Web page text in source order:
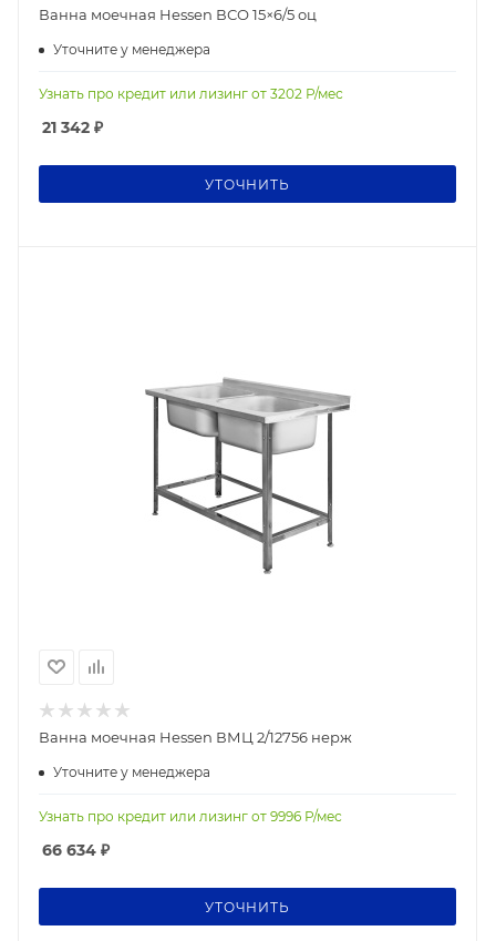
Ванна моечная Hessen ВСО 15×6/5 оц
Уточните у менеджера
Узнать про кредит или лизинг от 3202 Р/мес
21 342 ₽
УТОЧНИТЬ
Ванна моечная Hessen ВМЦ 2/12756 нерж
Уточните у менеджера
Узнать про кредит или лизинг от 9996 Р/мес
66 634 ₽
УТОЧНИТЬ